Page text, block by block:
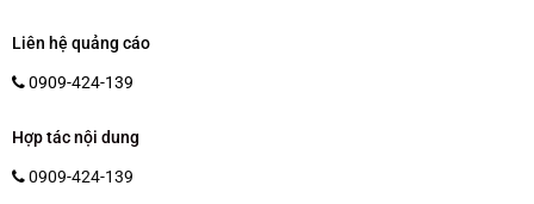
Liên hệ quảng cáo
0909-424-139
Hợp tác nội dung
0909-424-139